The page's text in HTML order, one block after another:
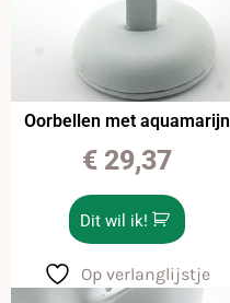
Oorbellen met aquamarijn
€29,37
Dit wil ik!
Op verlanglijstje